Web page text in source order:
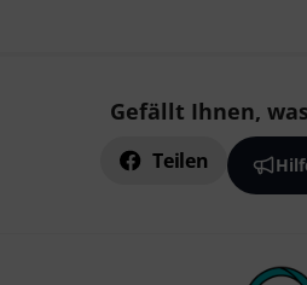
Gefällt Ihnen,
Teilen